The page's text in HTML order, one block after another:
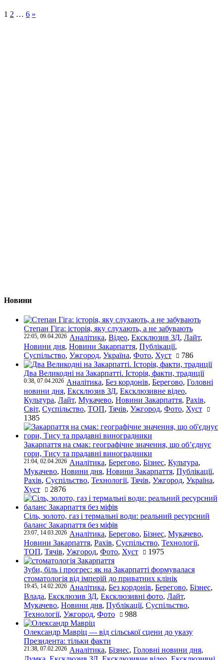
1 2 … 6 »
Новини
Степан Гіга: історія, яку слухають, а не забувають
22:05, 09.04.2026 Аналітика, Відео, Ексклюзив ЗД, Лайт,
Новини дня, Новини Закарпаття, Публікації,
Суспільство, Ужгород, Україна, Фото, Хуст 786
Два Великодні на Закарпатті. Історія, факти, традиції
0:38, 07.04.2026 Аналітика, Без кордонів, Берегово, Головні
новини дня, Ексклюзив ЗД, Ексклюзивне відео,
Культура, Лайт, Мукачево, Новини Закарпаття, Рахів,
Світ, Суспільство, ТОП, Тячів, Ужгород, Фото, Хуст
1385
Закарпаття на смак: географічне значення, що об’єднує
гори, Тису та прадавні виноградники
21:04, 02.04.2026 Аналітика, Берегово, Бізнес, Культура,
Мукачево, Новини дня, Новини Закарпаття, Публікації,
Рахів, Суспільство, Технології, Тячів, Ужгород, Україна,
Хуст
2876
Сіль, золото, газ і термальні води: реальний ресурсний
баланс Закарпаття без міфів
23:07, 14.03.2026 Аналітика, Берегово, Бізнес, Мукачево,
Новини Закарпаття, Рахів, Суспільство, Технології,
ТОП, Тячів, Ужгород, Фото, Хуст 1975
Зуби, біль і прогрес: як на Закарпатті формувалася
стоматологія від імперій до приватних клінік
19:45, 14.02.2026 Аналітика, Без кордонів, Берегово, Бізнес,
Влада, Ексклюзив ЗД, Ексклюзивні фото, Лайт,
Мукачево, Новини дня, Публікації, Суспільство,
Технології, Ужгород, Фото 988
Олександр Мавріц — від сільської сцени до указу
Президента: тільки факти
21:38, 07.02.2026 Аналітика, Бізнес, Головні новини дня,